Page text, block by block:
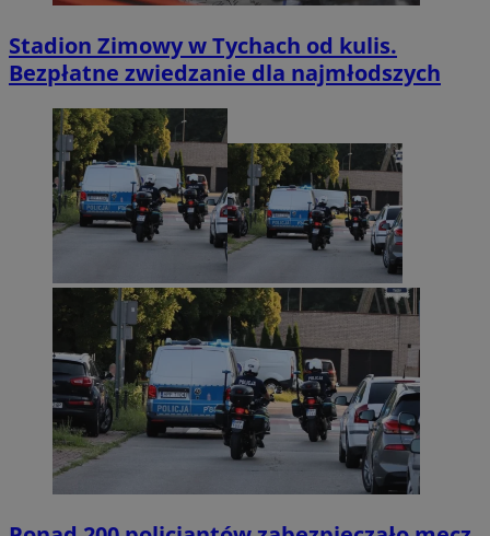
Stadion Zimowy w Tychach od kulis.
Bezpłatne zwiedzanie dla najmłodszych